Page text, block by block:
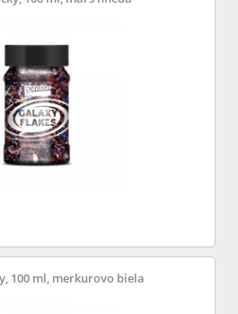
100 ml, merkurovo biela